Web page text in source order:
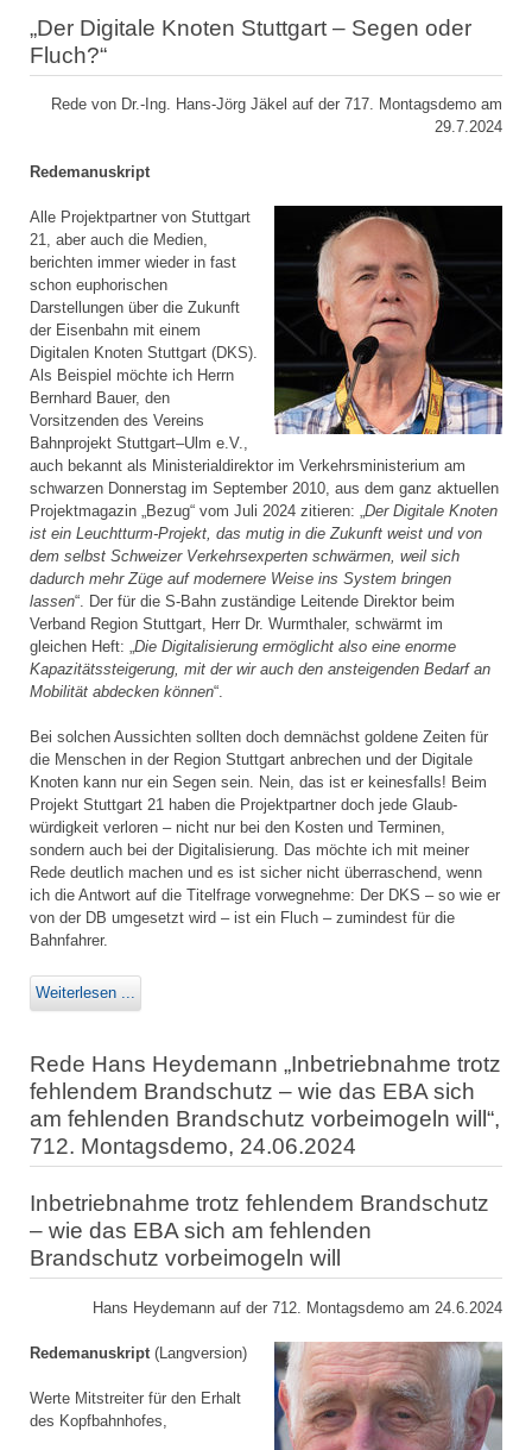
„Der Digitale Knoten Stuttgart – Segen oder
Fluch?“
Rede von Dr.-Ing. Hans-Jörg Jäkel auf der 717. Montagsdemo am
29.7.2024
Redemanuskript
Alle Projektpartner von Stuttgart
21, aber auch die Medien,
berichten immer wieder in fast
schon euphorischen
Darstellungen über die Zukunft
der Eisenbahn mit einem
Digitalen Knoten Stuttgart (DKS).
Als Beispiel möchte ich Herrn
Bernhard Bauer, den
Vorsitzenden des Vereins
Bahnprojekt Stuttgart–Ulm e.V.,
auch bekannt als Ministerial­direktor im Verkehrsministerium am
schwarzen Donnerstag im September 2010, aus dem ganz aktuellen
Projektmagazin „Bezug“ vom Juli 2024 zitieren: „Der Digitale Knoten
ist ein Leuchtturm-Projekt, das mutig in die Zukunft weist und von
dem selbst Schweizer Verkehrsexperten schwärmen, weil sich
dadurch mehr Züge auf modernere Weise ins System bringen
lassen“. Der für die S-Bahn zuständige Leitende Direktor beim
Verband Region Stuttgart, Herr Dr. Wurmthaler, schwärmt im
gleichen Heft: „Die Digitalisierung ermöglicht also eine enorme
Kapazitätssteigerung, mit der wir auch den ansteigenden Bedarf an
Mobilität abdecken können“.
Bei solchen Aussichten sollten doch demnächst goldene Zeiten für
die Menschen in der Region Stuttgart anbrechen und der Digitale
Knoten kann nur ein Segen sein. Nein, das ist er keinesfalls! Beim
Projekt Stuttgart 21 haben die Projektpartner doch jede Glaub­
würdigkeit verloren – nicht nur bei den Kosten und Terminen,
sondern auch bei der Digitalisierung. Das möchte ich mit meiner
Rede deutlich machen und es ist sicher nicht überraschend, wenn
ich die Antwort auf die Titelfrage vorwegnehme: Der DKS – so wie er
von der DB umgesetzt wird – ist ein Fluch – zumindest für die
Bahnfahrer.
Weiterlesen ...
Rede Hans Heydemann „Inbetriebnahme trotz
fehlendem Brandschutz – wie das EBA sich
am fehlenden Brandschutz vorbeimogeln will“,
712. Montagsdemo, 24.06.2024
Inbetriebnahme trotz fehlendem Brandschutz
– wie das EBA sich am fehlenden
Brandschutz vorbeimogeln will
Hans Heydemann auf der 712. Montagsdemo am 24.6.2024
Redemanuskript (Langversion)
Werte Mitstreiter für den Erhalt
des Kopfbahnhofes,